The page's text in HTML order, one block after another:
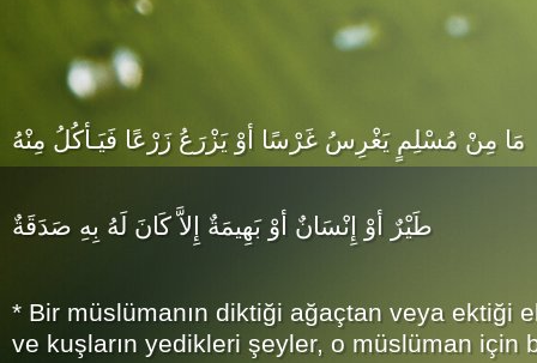
مَا مِنْ مُسْلِمٍ يَغْرِسُ غَرْسًا أوْ يَزْرَعُ زَرْعًا فَيَـأكُلُ مِنْهُ
طَيْرٌ أوْ إِنْسَانٌ أوْ بَهِيمَةٌ إِلاَّ كَانَ لَهُ بِهِ صَدَقَةٌ
* Bir müslümanın diktiği ağaçtan veya ektiği
ve kuşların yedikleri şeyler, o müslüman için